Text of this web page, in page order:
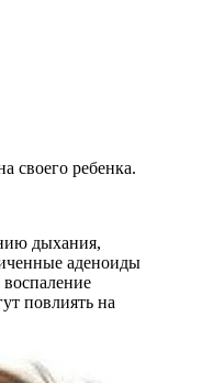
своего ребенка.
дыхания,
аденоиды
повлиять на